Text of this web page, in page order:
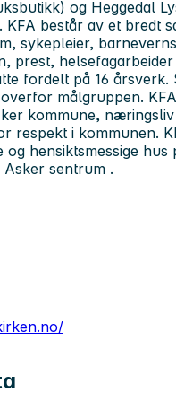
og Heggedal
består av et bredt
sykepleier,
prest, helsefagarbeider
fordelt på 16 årsverk.
målgruppen.
kommune,
respekt i kommunen.
og hensiktsmessige hus
sentrum .